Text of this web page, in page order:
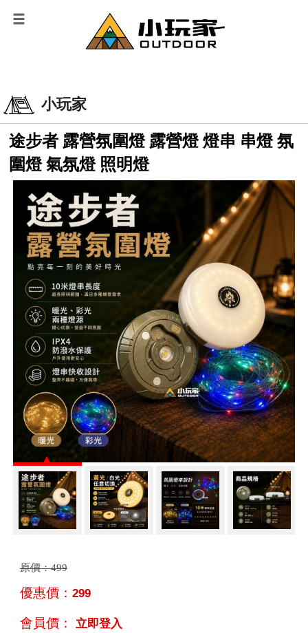
小玩家
途步者 露營氛圍燈 露營燈 燈串 串燈 氛
圍燈 氣氛燈 照明燈
原價：499
優惠價： 299
會員價： 立即登入